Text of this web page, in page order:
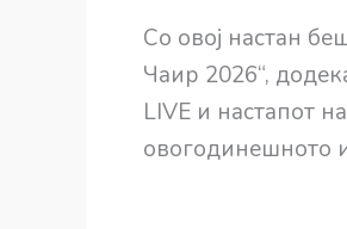
Со овој настан
Чаир 2026“,
LIVE и настапот
овогодинешното